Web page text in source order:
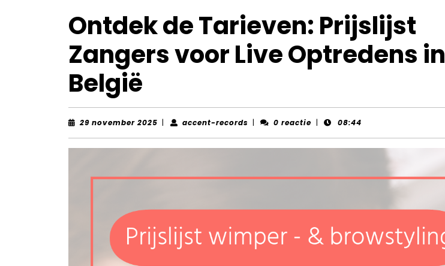
Ontdek de Tarieven: Prijslijst
Zangers voor Live Optredens in
België
29 november 2025 29| accent-records accent-
| 0 reactie | 08:44